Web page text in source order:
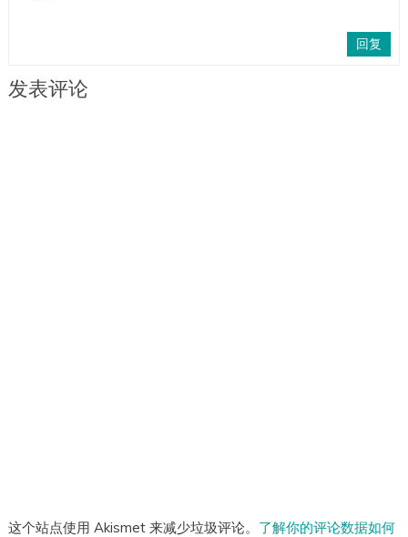
回复
发表评论
这个站点使用 Akismet 来减少垃圾评论。 了解你的评论数据如何